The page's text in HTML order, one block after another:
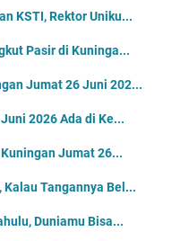
KSTI, Rektor Uniku...
Pasir di Kuninga...
Jumat 26 Juni 202...
2026 Ada di Ke...
Jumat 26...
Tangannya Bel...
Duniamu Bisa...